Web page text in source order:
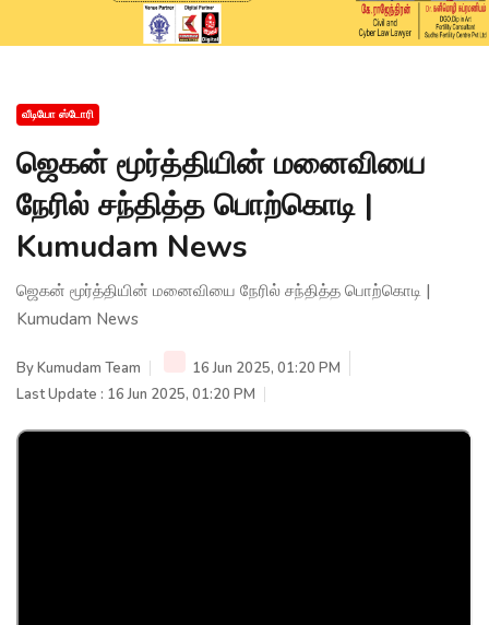
வீடியோ ஸ்டோரி
ஜெகன் மூர்த்தியின் மனைவியை
நேரில் சந்தித்த பொற்கொடி |
Kumudam News
ஜெகன் மூர்த்தியின் மனைவியை நேரில் சந்தித்த பொற்கொடி |
Kumudam News
ByKumudam Team
16 Jun 2025, 01:20 PM
Last Update : 16 Jun 2025, 01:20 PM